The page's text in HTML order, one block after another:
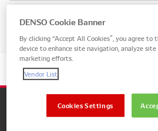
Sélectionnez le modèle
Company
DENSO Cookie Banner
By clicking “Accept All Cookies”, you agree to
device to enhance site navigation, analyze site
marketing efforts.
Vendor List
Cookies Settings